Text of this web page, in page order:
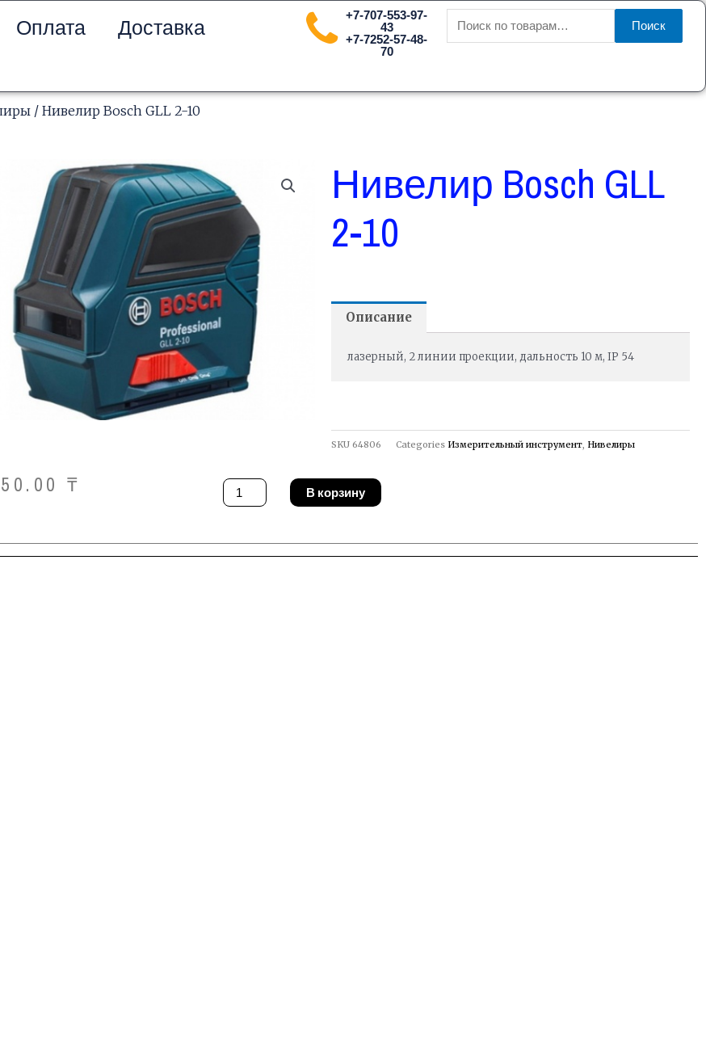
Оплата
Доставка
+7-707-553-97-
43
+7-7252-57-48-
70
Искать:
Поиск
/ Нивелир Bosch GLL 2-10
Нивелир Bosch GLL
2-10
Описание
лазерный, 2 линии проекции, дальность 10 м, IP 54
SKU 64806 Categories Измерительный инструмент, Нивелиры
₸
Количество
товара
Нивелир
2-
10
В корзину